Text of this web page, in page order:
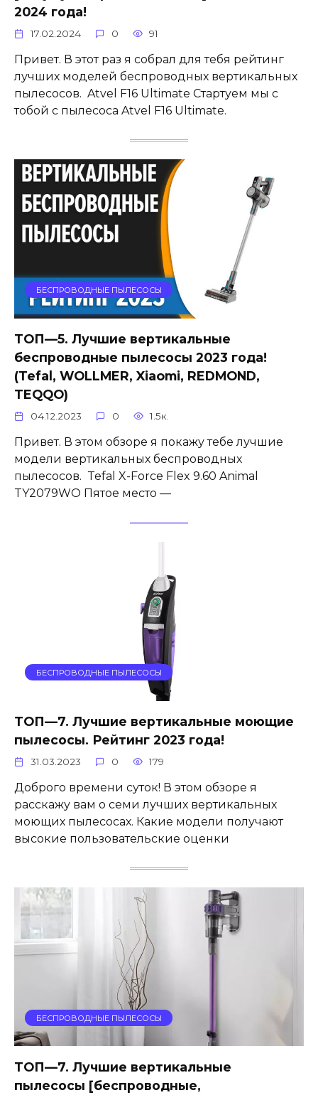
2024 года!
17.02.2024 0 91
Привет. В этот раз я собрал для тебя рейтинг
лучших моделей беспроводных вертикальных
пылесосов. Atvel F16 Ultimate Стартуем мы с
тобой с пылесоса Atvel F16 Ultimate.
БЕСПРОВОДНЫЕ ПЫЛЕСОСЫ
ТОП—5. Лучшие вертикальные
беспроводные пылесосы 2023 года!
(Tefal, WOLLMER, Xiaomi, REDMOND,
TEQQO)
04.12.2023 0 1.5к.
Привет. В этом обзоре я покажу тебе лучшие
модели вертикальных беспроводных
пылесосов. Tefal X-Force Flex 9.60 Animal
TY2079WO Пятое место —
БЕСПРОВОДНЫЕ ПЫЛЕСОСЫ
ТОП—7. Лучшие вертикальные моющие
пылесосы. Рейтинг 2023 года!
31.03.2023 0 179
Доброго времени суток! В этом обзоре я
расскажу вам о семи лучших вертикальных
моющих пылесосах. Какие модели получают
высокие пользовательские оценки
БЕСПРОВОДНЫЕ ПЫЛЕСОСЫ
ТОП—7. Лучшие вертикальные
пылесосы [беспроводные,